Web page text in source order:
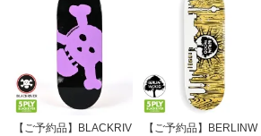
【ご予約品】BLACKRIV
【ご予約品】BERLINW